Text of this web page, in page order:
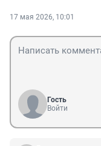
17 мая 2026, 10:01
Гость
Войти